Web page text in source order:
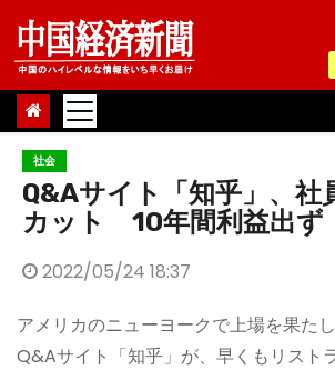
Skip
content
社会
Q&Aサイト「知乎」、社
カット 10年間利益出ず
2022/05/24 18:37
アメリカのニューヨークで上場を果た
Q&Aサイト「知乎」が、早くもリスト